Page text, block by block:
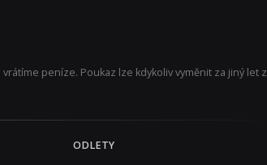
peníze. Poukaz lze kdykoliv vyměnit za jiný let z
ODLETY